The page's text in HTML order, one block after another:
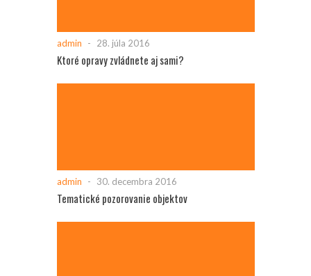
admin - 28. júla 2016
Ktoré opravy zvládnete aj sami?
admin - 30. decembra 2016
Tematické pozorovanie objektov